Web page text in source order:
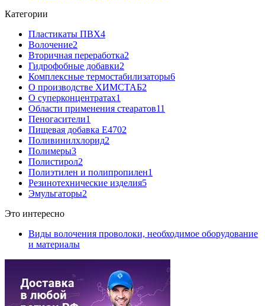
Категории
Пластикаты ПВХ4
Волочение2
Вторичная переработка2
Гидрофобные добавки2
Комплексные термостабилизаторы6
О производстве ХИМСТАБ2
О суперконцентратах1
Области применения стеаратов11
Пеногасители1
Пищевая добавка Е4702
Поливинилхлорид2
Полимеры3
Полистирол2
Полиэтилен и полипропилен1
Резинотехнические изделия5
Эмульгаторы2
Это интересно
Виды волочения проволоки, необходимое оборудование
и материалы